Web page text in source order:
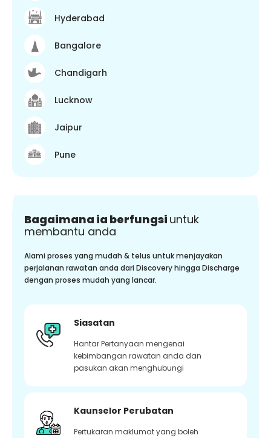
Hyderabad
Bangalore
Chandigarh
Lucknow
Jaipur
Pune
Bagaimana ia berfungsi untuk
membantu anda
Alami proses yang mudah & telus untuk menjayakan
perjalanan rawatan anda dari Discovery hingga Discharge
dengan proses mudah yang lancar.
Siasatan
Hantar Pertanyaan mengenai
kebimbangan rawatan anda dan
pasukan akan menghubungi
Kaunselor Perubatan
Pertukaran maklumat yang boleh